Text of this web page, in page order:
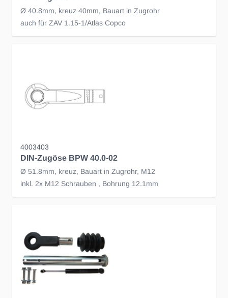
Ø 40.8mm, kreuz 40mm, Bauart in Zugrohr
auch für ZAV 1.15-1/Atlas Copco
4003403
DIN-Zugöse BPW 40.0-02
Ø 51.8mm, kreuz, Bauart in Zugrohr, M12
inkl. 2x M12 Schrauben , Bohrung 12.1mm